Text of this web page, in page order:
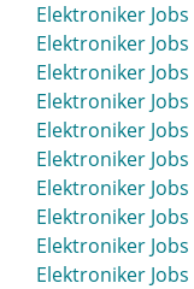
Elektroniker
Elektroniker
Elektroniker
Elektroniker
Elektroniker
Elektroniker
Elektroniker
Elektroniker
Elektroniker
Elektroniker